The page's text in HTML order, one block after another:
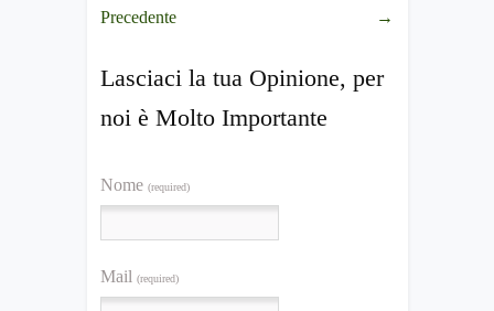
Precedente
→
Lasciaci la tua Opinione, per
noi è Molto Importante
Nome (required)
Mail (required)